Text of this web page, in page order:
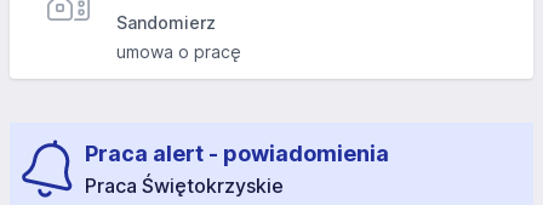
Sandomierz
umowa o pracę
Praca alert - powiadomienia
Praca Świętokrzyskie